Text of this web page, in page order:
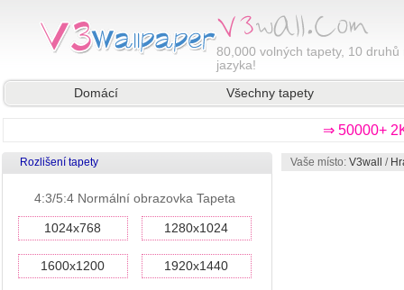
80,000 volných tapety, 10 druhů
jazyka!
Domácí
Všechny tapety
⇒ 50000+
Rozlišení tapety
4:3/5:4 Normální obrazovka Tapeta
1024x768 1280x1024
1600x1200 1920x1440
Vaše místo: V3wall /